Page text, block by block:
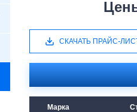
СКАЧАТЬ ПРАЙС-
Марка